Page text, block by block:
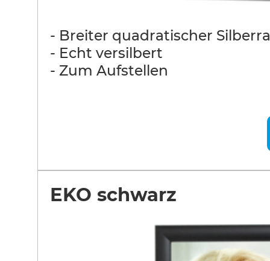
- Breiter quadratischer
- Echt versilbert
- Zum Aufstellen
EKO schwarz